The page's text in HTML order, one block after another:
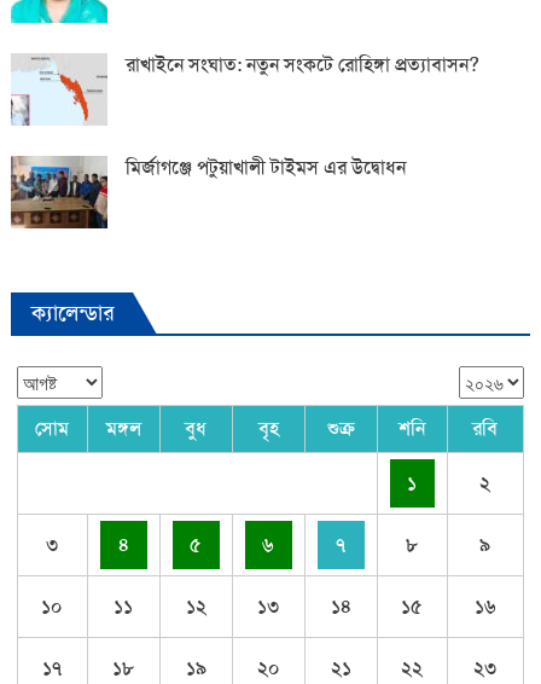
রাখাইনে সংঘাত: নতুন সংকটে রোহিঙ্গা প্রত্যাবাসন?
মির্জাগঞ্জে পটুয়াখালী টাইমস এর উদ্বোধন
ক্যালেন্ডার
সোম মঙ্গল বুধ বৃহ শুক্র শনি রবি
১ ২
৩ ৪ ৫ ৬ ৭ ৮ ৯
১০ ১১ ১২ ১৩ ১৪ ১৫ ১৬
১৭ ১৮ ১৯ ২০ ২১ ২২ ২৩